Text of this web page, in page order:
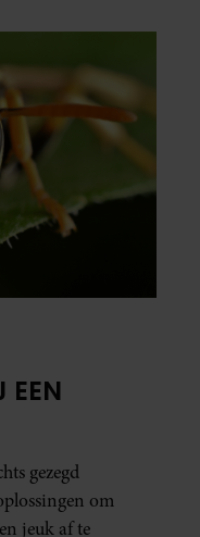
EEN
gezegd
om
jeuk af te